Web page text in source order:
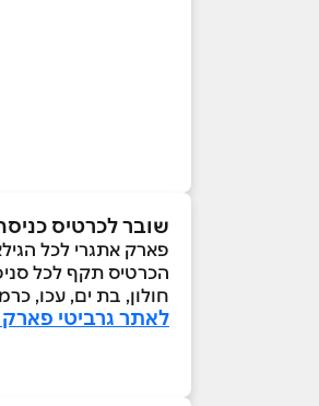
שובר לכרטיס
פארק אתגרי לכל
הכרטיס תקף לכל
חולון, בת ים, עכו,
לאתר גרביטי